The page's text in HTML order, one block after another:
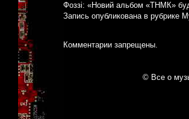
Фоззі: «Новий альбом «ТНМК»
Запись опубликована в рубрике
Комментарии запрещены.
© Все о